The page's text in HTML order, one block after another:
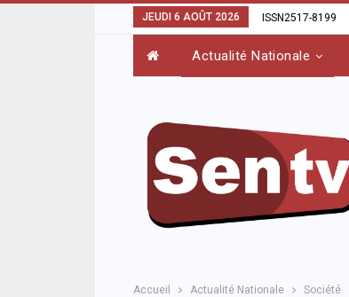
JEUDI 6 AOÛT 2026 ISSN2517-8199
Actualité Nationale
Accueil Actualité Nationale Société